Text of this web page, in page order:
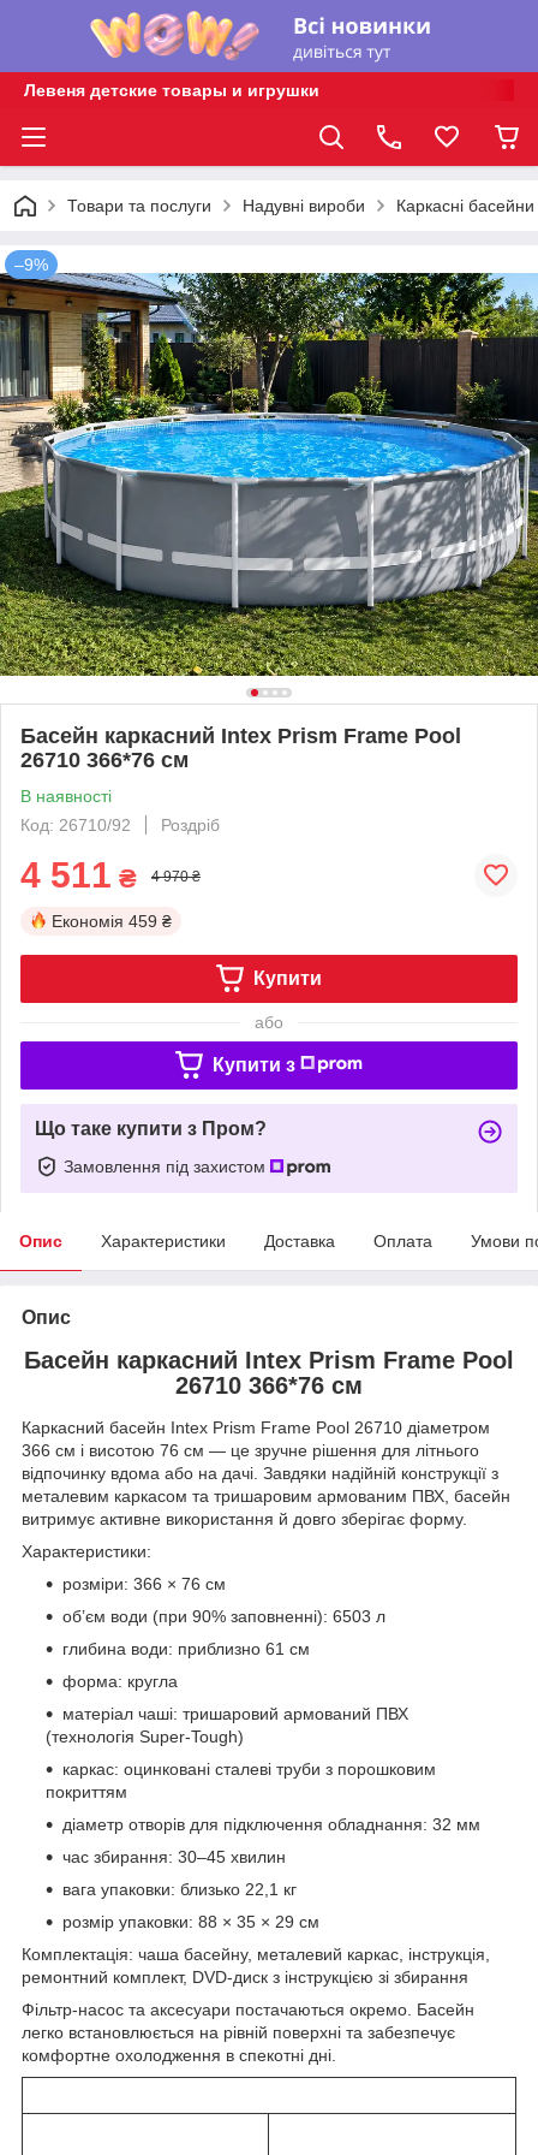
Левеня детские товары и игрушки
Товари та послуги Надувні вироби Каркасні басейни
–9%
Басейн каркасний Intex Prism Frame Pool
26710 366*76 см
В наявності
Код: 26710/92
Роздріб
4 511 ₴ 4 970 ₴
Економія 459 ₴
Купити
або
Купити з
Що таке купити з Пром?
Замовлення під захистом
Опис Характеристики Доставка Оплата Умови
Опис
Басейн каркасний Intex Prism Frame Pool
26710 366*76 см
Каркасний басейн Intex Prism Frame Pool 26710 діаметром
366 см і висотою 76 см — це зручне рішення для літнього
відпочинку вдома або на дачі. Завдяки надійній конструкції з
металевим каркасом та тришаровим армованим ПВХ, басейн
витримує активне використання й довго зберігає форму.
Характеристики:
розміри: 366 × 76 см
обʼєм води (при 90% заповненні): 6503 л
глибина води: приблизно 61 см
форма: кругла
матеріал чаші: тришаровий армований ПВХ
(технологія Super-Tough)
каркас: оцинковані сталеві труби з порошковим
покриттям
діаметр отворів для підключення обладнання: 32 мм
час збирання: 30–45 хвилин
вага упаковки: близько 22,1 кг
розмір упаковки: 88 × 35 × 29 см
Комплектація: чаша басейну, металевий каркас, інструкція,
ремонтний комплект, DVD-диск з інструкцією зі збирання
Фільтр-насос та аксесуари постачаються окремо. Басейн
легко встановлюється на рівній поверхні та забезпечує
комфортне охолодження в спекотні дні.